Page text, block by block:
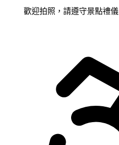
歡迎拍照，請遵守景點禮儀